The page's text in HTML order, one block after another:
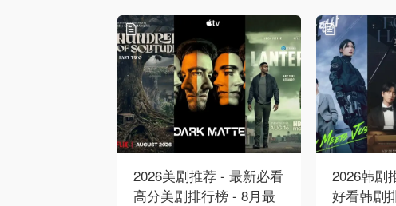
2026美剧推荐 - 最新必看
高分美剧排行榜 - 8月最
2026韩剧
好看韩剧